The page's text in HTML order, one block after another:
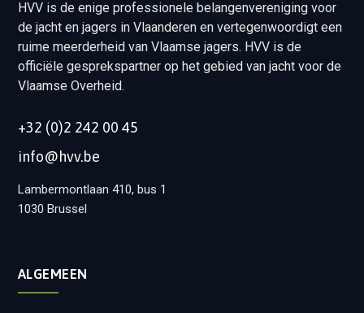
HVV is de enige professionele belangenvereniging voor
de jacht en jagers in Vlaanderen en vertegenwoordigt een
ruime meerderheid van Vlaamse jagers. HVV is de
officiële gesprekspartner op het gebied van jacht voor de
Vlaamse Overheid.
+32 (0)2 242 00 45
info@hvv.be
Lambermontlaan 410, bus 1
1030 Brussel
ALGEMEEN